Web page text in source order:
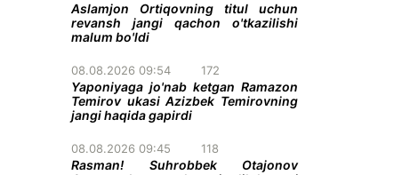
Aslamjon Ortiqovning titul uchun
revansh jangi qachon o'tkazilishi
malum bo'ldi
08.08.2026 09:54 172
Yaponiyaga jo'nab ketgan Ramazon
Temirov ukasi Azizbek Temirovning
jangi haqida gapirdi
08.08.2026 09:45 118
Rasman! Suhrobbek Otajonov